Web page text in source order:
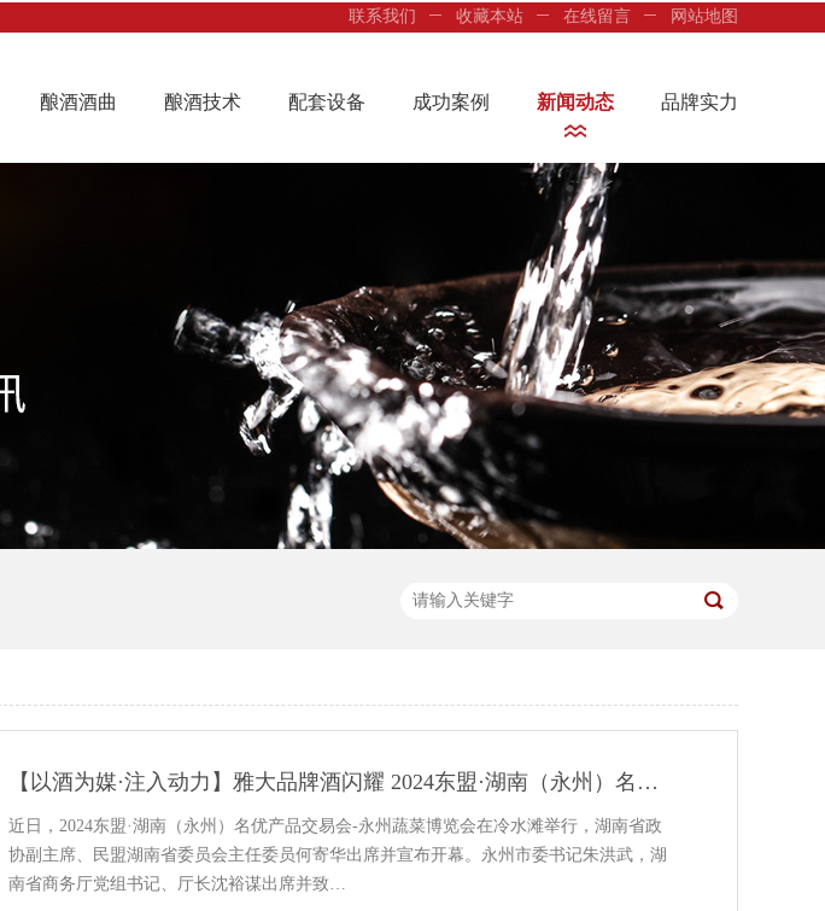
联系我们 收藏本站 在线留言 网站地图
酿酒酒曲 酿酒技术 配套设备 成功案例 新闻动态 品牌实力
【以酒为媒·注入动力】雅大品牌酒闪耀 2024东盟·湖南（永州）名优产品交易会博众赞扬
近日，2024东盟·湖南（永州）名优产品交易会-永州蔬菜博览会在冷水滩举行，湖南省政
协副主席、民盟湖南省委员会主任委员何寄华出席并宣布开幕。永州市委书记朱洪武，湖
南省商务厅党组书记、厅长沈裕谋出席并致…